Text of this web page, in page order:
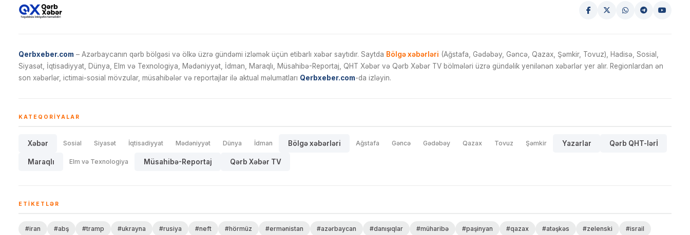
Qerbxeber.com – Azərbaycanın qərb bölgəsi və ölkə üzrə gündəmi izləmək üçün etibarlı xəbər saytıdır. Saytda Bölgə xəbərləri (Ağstafa, Gədəbəy, Gəncə, Qazax, Şəmkir, Tovuz), Hadisə, Sosial,
Siyasət, İqtisadiyyat, Dünya, Elm və Texnologiya, Mədəniyyət, İdman, Maraqlı, Müsahibə-Reportaj, QHT Xəbər və Qərb Xəbər TV bölmələri üzrə gündəlik yenilənən xəbərlər yer alır. Regionlardan ən
son xəbərlər, ictimai-sosial mövzular, müsahibələr və reportajlar ilə aktual məlumatları Qerbxeber.com-da izləyin.
KATEQORIYALAR
Xəbər Sosial Siyasət İqtisadiyyat Mədəniyyət Dünya İdman Bölgə xəbərləri Ağstafa Gəncə Gədəbəy Qazax Tovuz Şəmkir Yazarlar Qərb QHT-lərİ
Maraqlı Elm və Texnologiya Müsahibə-Reportaj Qərb Xəbər TV
ETIKETLƏR
#iran #abş #tramp #ukrayna #rusiya #neft #hörmüz #ermənistan #azərbaycan #danışıqlar #müharibə #paşinyan #qazax #atəşkəs #zelenski #israil